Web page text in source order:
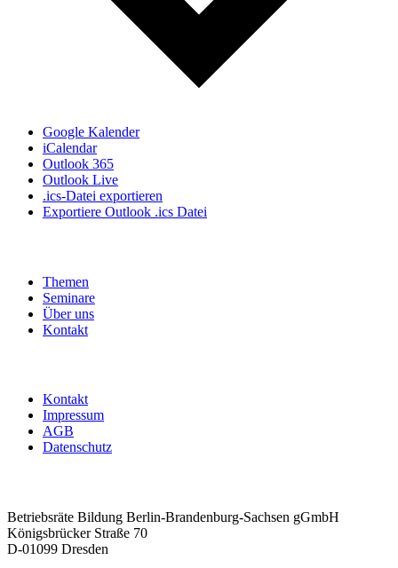
Google Kalender
iCalendar
Outlook 365
Outlook Live
.ics-Datei exportieren
Exportiere Outlook .ics Datei
Themen
Seminare
Über uns
Kontakt
Kontakt
Impressum
AGB
Datenschutz
Betriebsräte Bildung Berlin-Brandenburg-Sachsen gGmbH
Königsbrücker Straße 70
D-01099 Dresden